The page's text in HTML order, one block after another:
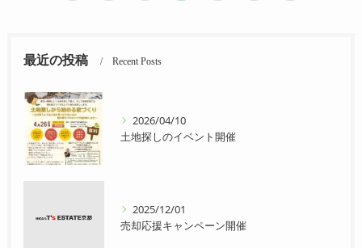
最近の投稿 Recent Posts
2026/04/10
土地探しのイベント開催
2025/12/01
売却応援キャンペーン開催